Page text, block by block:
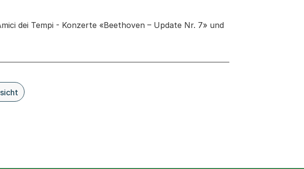
Geschäft
dei Tempi - Konzerte «Beethoven – Update Nr. 7» und